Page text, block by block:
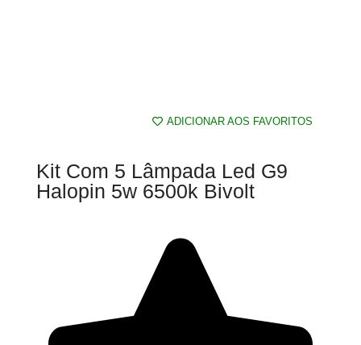
ADICIONAR AOS FAVORITOS
Kit Com 5 Lâmpada Led G9
Halopin 5w 6500k Bivolt